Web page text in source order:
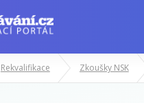
Manažerské kurzy
Rekvalifikace Zkoušky NSK